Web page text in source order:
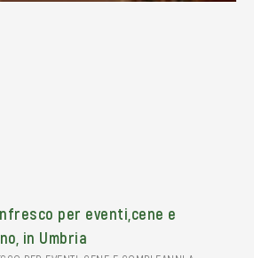
per eventi,cene e
in Umbria